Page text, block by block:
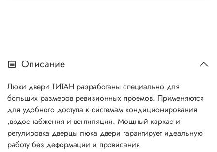
Описание
Люки двери ТИТАН разработаны специально для
больших размеров ревизионных проемов. Применяются
для удобного доступа к системам кондиционирования
,водоснабжения и вентиляции. Мощный каркас и
регулировка дверцы люка двери гарантирует идеальную
работу без деформации и провисания.